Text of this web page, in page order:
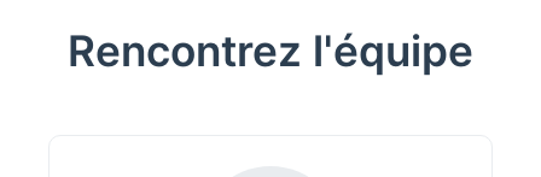
Rencontrez l'équipe